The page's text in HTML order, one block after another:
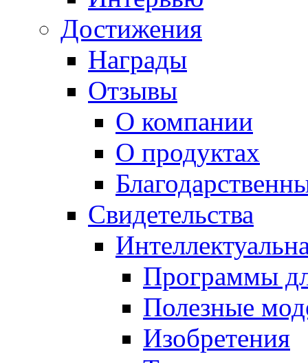
Достижения
Награды
Отзывы
О компании
О продуктах
Свидетельства
Программы
Полезные
Изобретения